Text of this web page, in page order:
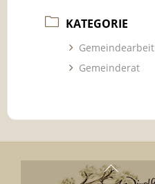
KATEGORIE
Gemeindearbeit
Gemeinderat
Back